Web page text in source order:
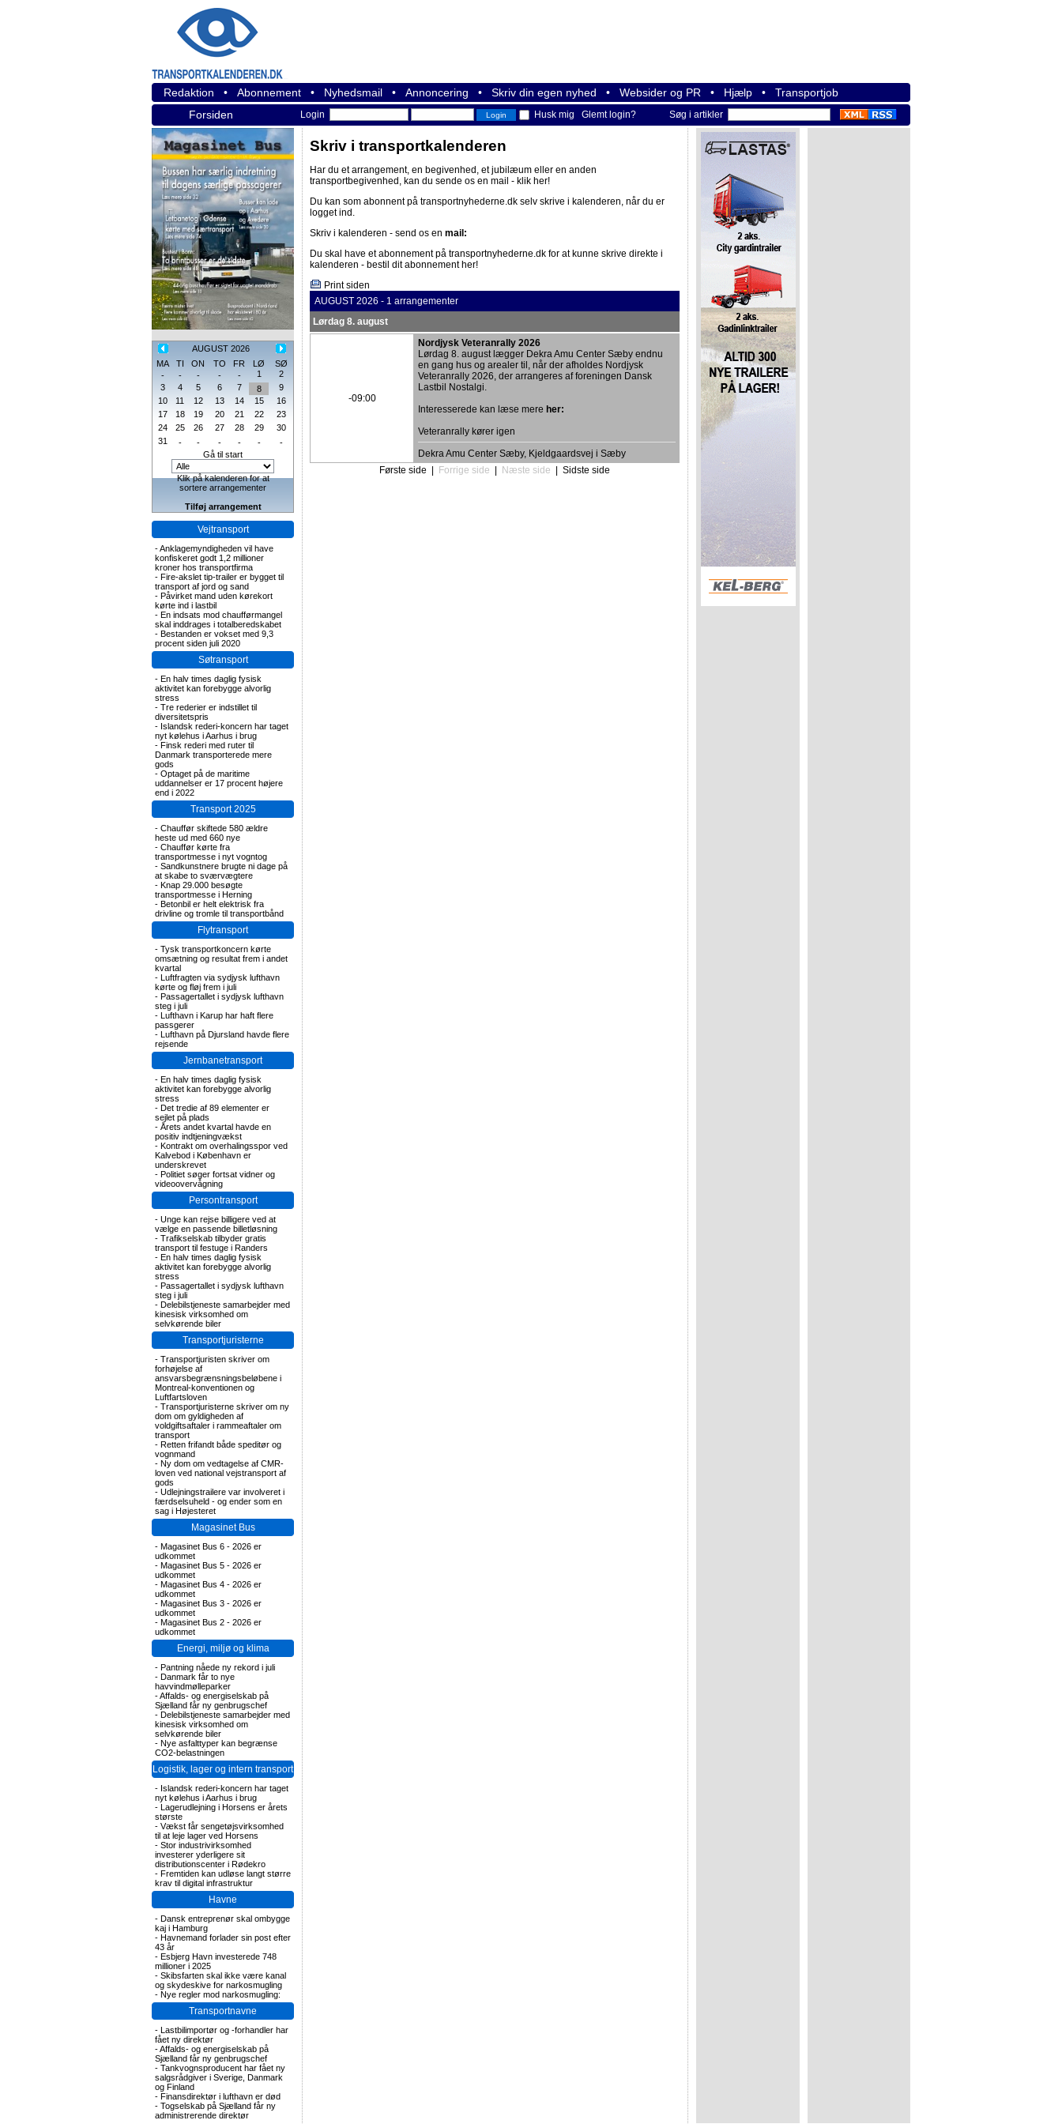
Redaktion • Abonnement • Nyhedsmail • Annoncering • Skriv din egen nyhed • Websider og PR • Hjælp • Transportjob
Forsiden
Login Husk mig Glemt login? Søg i artikler
AUGUST 2026
MA
TI ON TO FR LØ
SØ
-
- - - - 1
2
3
4 5 6 7 8
9
10
11 12 13 14 15
16
17
18 19 20 21 22
23
24
25 26 27 28 29
30
31
- - - - -
-
Gå til start
Klik på kalenderen for at
sortere arrangementer
Tilføj arrangement
Vejtransport
-Anklagemyndigheden vil have
konfiskeret godt 1,2 millioner
kroner hos transportfirma
- Fire-akslet tip-trailer er bygget til
transport af jord og sand
- Påvirket mand uden kørekort
kørte ind i lastbil
- En indsats mod chaufførmangel
skal inddrages i totalberedskabet
- Bestanden er vokset med 9,3
procent siden juli 2020
Søtransport
- En halv times daglig fysisk
aktivitet kan forebygge alvorlig
stress
- Tre rederier er indstillet til
diversitetspris
- Islandsk rederi-koncern har taget
nyt kølehus i Aarhus i brug
- Finsk rederi med ruter til
Danmark transporterede mere
gods
- Optaget på de maritime
uddannelser er 17 procent højere
end i 2022
Transport 2025
- Chauffør skiftede 580 ældre
heste ud med 660 nye
- Chauffør kørte fra
transportmesse i nyt vogntog
- Sandkunstnere brugte ni dage på
at skabe to sværvægtere
- Knap 29.000 besøgte
transportmesse i Herning
- Betonbil er helt elektrisk fra
drivline og tromle til transportbånd
Flytransport
- Tysk transportkoncern kørte
omsætning og resultat frem i andet
kvartal
- Luftfragten via sydjysk lufthavn
kørte og fløj frem i juli
- Passagertallet i sydjysk lufthavn
steg i juli
- Lufthavn i Karup har haft flere
passgerer
- Lufthavn på Djursland havde flere
rejsende
Jernbanetransport
- En halv times daglig fysisk
aktivitet kan forebygge alvorlig
stress
- Det tredie af 89 elementer er
sejlet på plads
- Årets andet kvartal havde en
positiv indtjeningvækst
- Kontrakt om overhalingsspor ved
Kalvebod i København er
underskrevet
- Politiet søger fortsat vidner og
videoovervågning
Persontransport
- Unge kan rejse billigere ved at
vælge en passende billetløsning
- Trafikselskab tilbyder gratis
transport til festuge i Randers
- En halv times daglig fysisk
aktivitet kan forebygge alvorlig
stress
- Passagertallet i sydjysk lufthavn
steg i juli
- Delebilstjeneste samarbejder med
kinesisk virksomhed om
selvkørende biler
Transportjuristerne
- Transportjuristen skriver om
forhøjelse af
ansvarsbegrænsningsbeløbene i
Montreal-konventionen og
Luftfartsloven
- Transportjuristerne skriver om ny
dom om gyldigheden af
voldgiftsaftaler i rammeaftaler om
transport
- Retten frifandt både speditør og
vognmand
- Ny dom om vedtagelse af CMR-
loven ved national vejstransport af
gods
- Udlejningstrailere var involveret i
færdselsuheld - og ender som en
sag i Højesteret
Magasinet Bus
- Magasinet Bus 6 - 2026 er
udkommet
- Magasinet Bus 5 - 2026 er
udkommet
- Magasinet Bus 4 - 2026 er
udkommet
- Magasinet Bus 3 - 2026 er
udkommet
- Magasinet Bus 2 - 2026 er
udkommet
Energi, miljø og klima
- Pantning nåede ny rekord i juli
- Danmark får to nye
havvindmølleparker
-Affalds- og energiselskab på
Sjælland får ny genbrugschef
- Delebilstjeneste samarbejder med
kinesisk virksomhed om
selvkørende biler
- Nye asfalttyper kan begrænse
CO2-belastningen
Logistik, lager og intern transport
- Islandsk rederi-koncern har taget
nyt kølehus i Aarhus i brug
- Lagerudlejning i Horsens er årets
største
- Vækst får sengetøjsvirksomhed
til at leje lager ved Horsens
- Stor industrivirksomhed
investerer yderligere sit
distributionscenter i Rødekro
- Fremtiden kan udløse langt større
krav til digital infrastruktur
Havne
- Dansk entreprenør skal ombygge
kaj i Hamburg
- Havnemand forlader sin post efter
43 år
- Esbjerg Havn investerede 748
millioner i 2025
- Skibsfarten skal ikke være kanal
og skydeskive for narkosmugling
- Nye regler mod narkosmugling:
Transportnavne
- Lastbilimportør og -forhandler har
fået ny direktør
-Affalds- og energiselskab på
Sjælland får ny genbrugschef
- Tankvognsproducent har fået ny
salgsrådgiver i Sverige, Danmark
og Finland
- Finansdirektør i lufthavn er død
- Togselskab på Sjælland får ny
administrerende direktør
Skriv i transportkalenderen
Har du et arrangement, en begivenhed, et jubilæum eller en anden
transportbegivenhed, kan du sende os en mail - klik her!
Du kan som abonnent på transportnyhederne.dk selv skrive i kalenderen, når du er
logget ind.
Skriv i kalenderen - send os en mail:
Du skal have et abonnement på transportnyhederne.dk for at kunne skrive direkte i
kalenderen - bestil dit abonnement her!
Print siden
AUGUST 2026 - 1 arrangementer
Lørdag 8. august
-09:00
Nordjysk Veteranrally 2026
Lørdag 8. august lægger Dekra Amu Center Sæby endnu
en gang hus og arealer til, når der afholdes Nordjysk
Veteranrally 2026, der arrangeres af foreningen Dansk
Lastbil Nostalgi.
Interesserede kan læse mere her:
Veteranrally kører igen
Dekra Amu Center Sæby, Kjeldgaardsvej i Sæby
Første side
Forrige side Næste side Sidste side